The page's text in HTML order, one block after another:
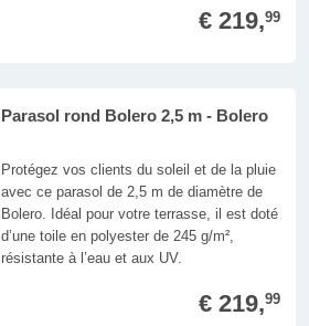
€ 219,99
Parasol rond Bolero 2,5 m - Bolero
Protégez vos clients du soleil et de la pluie
avec ce parasol de 2,5 m de diamètre de
Bolero. Idéal pour votre terrasse, il est doté
d’une toile en polyester de 245 g/m²,
résistante à l’eau et aux UV.
€ 219,99